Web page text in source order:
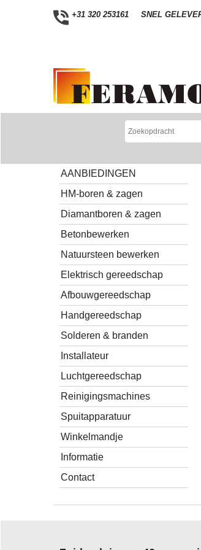
+31 320 253161 SNEL
AANBIEDINGEN
HM-boren & zagen
Diamantboren & zagen
Betonbewerken
Natuursteen bewerken
Elektrisch gereedschap
Afbouwgereedschap
Handgereedschap
Solderen & branden
Installateur
Luchtgereedschap
Reinigingsmachines
Spuitapparatuur
Winkelmandje
Informatie
Contact